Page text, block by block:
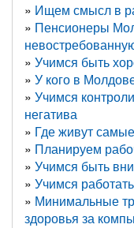
Ищем смысл в
Пенсионеры
Учимся быть
У кого в
Учимся
негатива
Где живут
Планируем
Учимся быть
Учимся
Минимальные
здоровья за